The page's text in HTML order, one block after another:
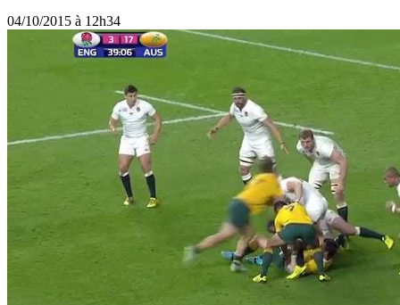
04/10/2015 à 12h34